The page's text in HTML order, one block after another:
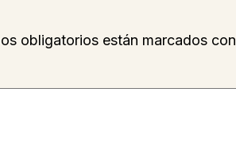
obligatorios están marcados con